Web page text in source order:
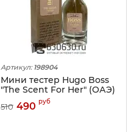
Артикул: 198904
Мини тестер Hugo Boss
"The Scent For Her" (ОАЭ)
510 490 руб